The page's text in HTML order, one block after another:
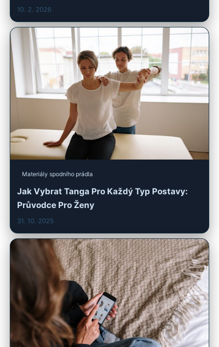
10. 2. 2026
Materiály spodního prádla
Jak Vybrat Tanga Pro Každý Typ Postavy:
Průvodce Pro Ženy
31. 10. 2025